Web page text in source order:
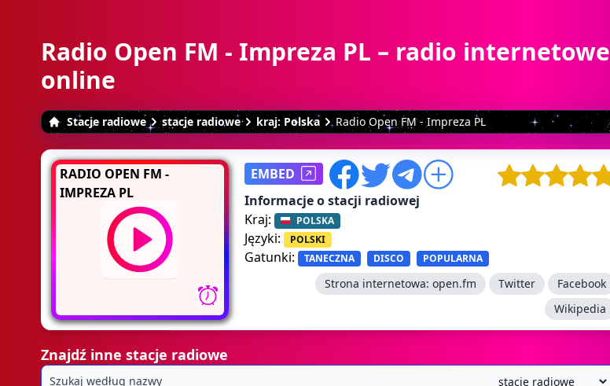
Radio Open FM - Impreza PL – radio internetowe
online
Stacje radiowe stacje radiowe kraj: Polska Radio Open FM - Impreza PL
RADIO OPEN FM -
IMPREZA PL
EMBED
Informacje o stacji radiowej
Kraj:
POLSKA
Języki: POLSKI
Gatunki: TANECZNA DISCO POPULARNA
Strona internetowa: open.fm Twitter
Facebook
Wikipedia
Znajdź inne stacje radiowe